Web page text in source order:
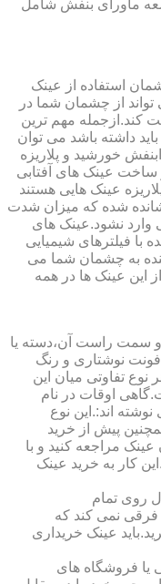
ماورای بنفش شامل
استفاده از عینک
تواند از چشمان شما در
کند.ازجمله مهم ترین
داشته باشد می توان
فرابنفش خورشید و پلاریزه
ساخت عینک های آفتابی
عینک هایی هستند
شده که میزان شدت
وارد نشود.عینک های
با فیلترهای شیمیایی
به چشمان شما می
این عینک ها در همه
سمت راست آن،دسته یا
نوشتاری و رنگ
نوع تفاوتی میان این
اوقات در نام
اند:.این نوع
پیش از خرید
مراجعه کنید و با
کار به خرید عینک
روی تمام
نمی کند که
عینک خریداری
یا فروشگاه های